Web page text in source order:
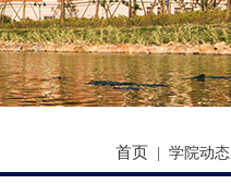
首页 学院动态